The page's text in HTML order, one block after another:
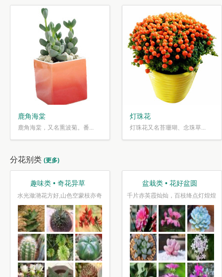
鹿角海棠
鹿角海棠，又名熏波菊。番...
灯珠花
灯珠花又名苔珊瑚、念珠草...
分花别类 (更多)
趣味类 • 奇花异草
水光潋滟花方好,山色空蒙枝亦奇
盆栽类 • 花好盆圆
千片赤英霞灿灿，百枝绛点灯煌煌